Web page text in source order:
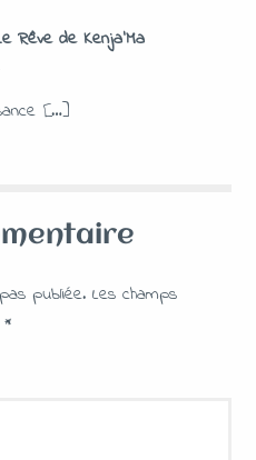
Rêve de Kenja'Ma
[…]
publiée. Les champs
*